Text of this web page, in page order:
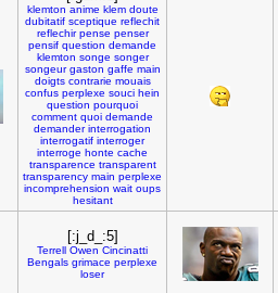
klemton anime klem doute
dubitatif sceptique reflechit
reflechir pense penser
pensif question demande
klemton songe songer
songeur gaston gaffe main
doigts contrarie mouais
confus perplexe souci hein
question pourquoi
comment quoi demande
demander interrogation
interrogatif interroger
interroge honte cache
transparence transparent
transparency main perplexe
incomprehension wait oups
hesitant
[:j_d_:5]
Terrell Owen Cincinatti
Bengals grimace perplexe
loser